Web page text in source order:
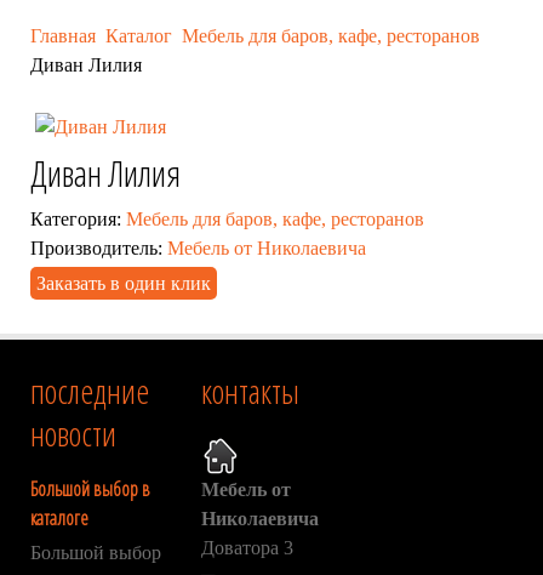
Главная Каталог Мебель для баров, кафе, ресторанов
Диван Лилия
Диван Лилия
Категория: Мебель для баров, кафе, ресторанов
Производитель: Мебель от Николаевича
Заказать в один клик
последние
новости
Большой выбор в
каталоге
Большой выбор
контакты
Мебель от
Николаевича
Доватора 3